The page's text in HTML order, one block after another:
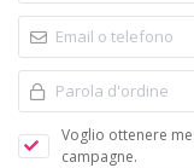
Voglio ottenere
campagne.